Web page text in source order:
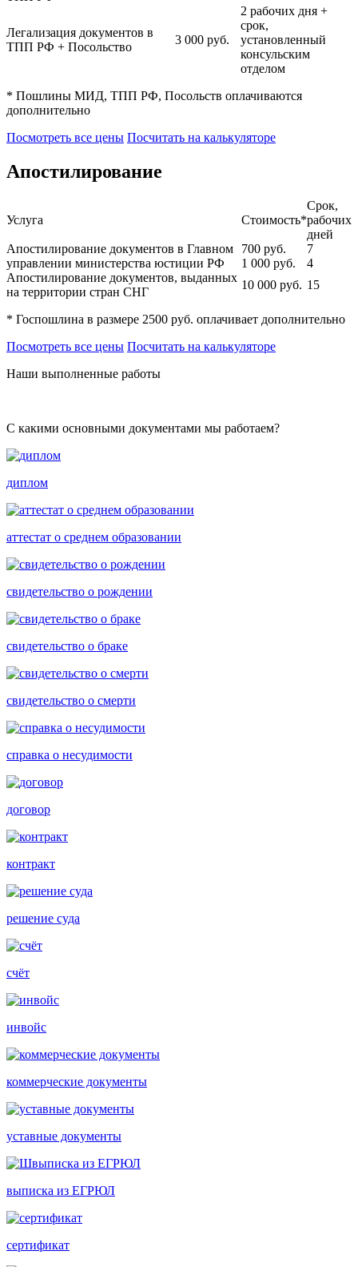
Легализация документов в
ТПП РФ + Посольство
3 000 руб.
2 рабочих дня +
срок,
установленный
консульским
отделом
* Пошлины МИД, ТПП РФ, Посольств оплачиваются
дополнительно
Посмотреть все цены Посчитать на калькуляторе
Апостилирование
Услуга Стоимость*
Срок,
рабочих
дней
Апостилирование документов в Главном
управлении министерства юстиции РФ
700 руб.
7
1 000 руб.
4
Апостилирование документов, выданных
на территории стран СНГ
10 000 руб. 15
* Госпошлина в размере 2500 руб. оплачивает дополнительно
Посмотреть все цены Посчитать на калькуляторе
Наши выполненные работы
С какими основными документами мы работаем?
диплом
аттестат о среднем образовании
свидетельство о рождении
свидетельство о браке
свидетельство о смерти
справка о несудимости
договор
контракт
решение суда
счёт
инвойс
коммерческие документы
уставные документы
выписка из ЕГРЮЛ
сертификат